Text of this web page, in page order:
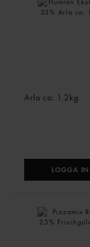
Arla ca: 1.2kg
LOGGA IN